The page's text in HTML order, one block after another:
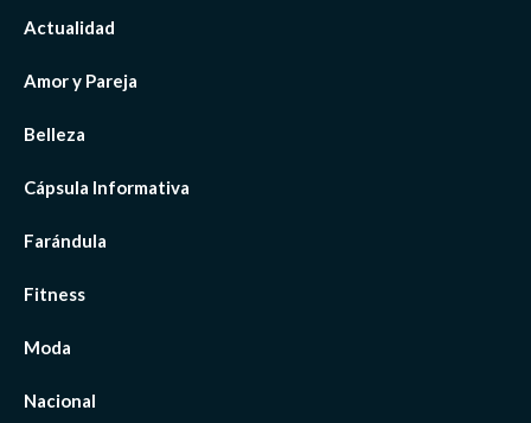
Actualidad
Amor y Pareja
Belleza
Cápsula Informativa
Farándula
Fitness
Moda
Nacional